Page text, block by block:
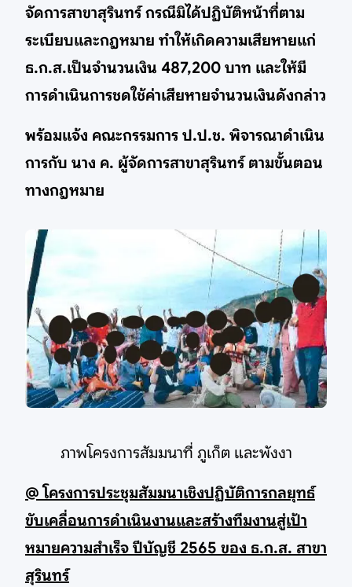
จัดการสาขาสุรินทร์ กรณีมิได้ปฏิบัติหน้าที่ตาม
ระเบียบและกฎหมาย ทำให้เกิดความเสียหายแก่
ธ.ก.ส.เป็นจำนวนเงิน 487,200 บาท และให้มี
การดำเนินการชดใช้ค่าเสียหายจำนวนเงินดังกล่าว
พร้อมแจ้ง คณะกรรมการ ป.ป.ช. พิจารณาดำเนิน
การกับ นาง ค. ผู้จัดการสาขาสุรินทร์ ตามขั้นตอน
ทางกฎหมาย
ภาพโครงการสัมมนาที่ ภูเก็ต และพังงา
@ โครงการประชุมสัมมนาเชิงปฏิบัติการกลยุทธ์
ขับเคลื่อนการดำเนินงานและสร้างทีมงานสู่เป้า
หมายความสำเร็จ ปีบัญชี 2565 ของ ธ.ก.ส. สาขา
สุรินทร์